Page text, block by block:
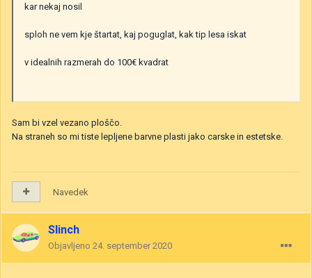
kar nekaj nosil
sploh ne vem kje štartat, kaj poguglat, kak tip lesa iskat
v idealnih razmerah do 100€ kvadrat
Sam bi vzel vezano ploščo.
Na straneh so mi tiste lepljene barvne plasti jako carske in estetske.
Navedek
Slinch
Objavljeno 24. september 2020